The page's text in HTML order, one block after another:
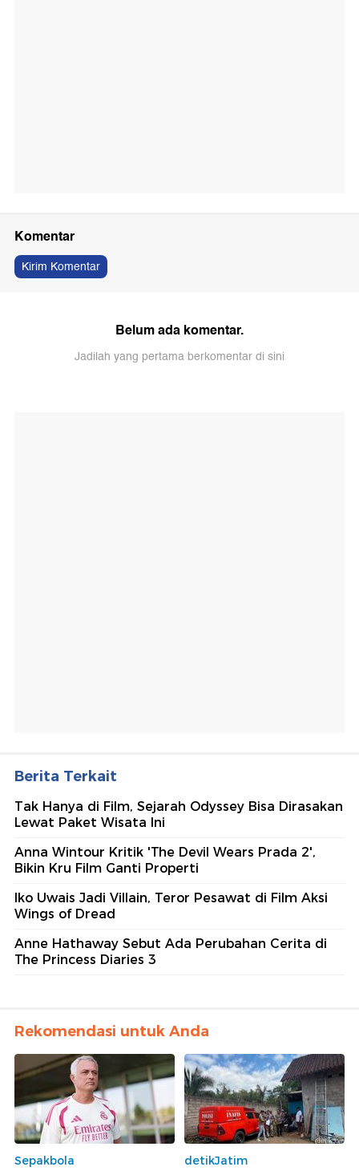
Komentar
Kirim Komentar
Belum ada komentar.
Jadilah yang pertama berkomentar di sini
Berita Terkait
Tak Hanya di Film, Sejarah Odyssey Bisa Dirasakan
Lewat Paket Wisata Ini
Anna Wintour Kritik 'The Devil Wears Prada 2',
Bikin Kru Film Ganti Properti
Iko Uwais Jadi Villain, Teror Pesawat di Film Aksi
Wings of Dread
Anne Hathaway Sebut Ada Perubahan Cerita di
The Princess Diaries 3
Rekomendasi untuk Anda
Sepakbola
detikJatim